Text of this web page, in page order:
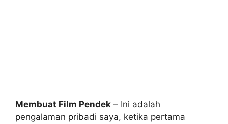
Membuat Film Pendek – Ini adalah
pengalaman pribadi saya, ketika pertama